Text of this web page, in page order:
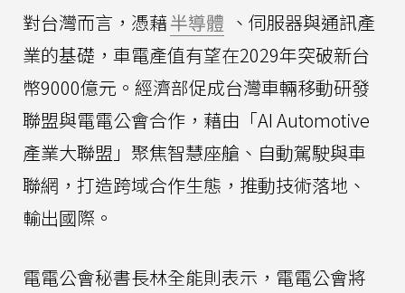
對台灣而言，憑藉半導體 、伺服器與通訊產
業的基礎，車電產值有望在2029年突破新台
幣9000億元。經濟部促成台灣車輛移動研發
聯盟與電電公會合作，藉由「AI Automotive
產業大聯盟」聚焦智慧座艙、自動駕駛與車
聯網，打造跨域合作生態，推動技術落地、
輸出國際。
電電公會秘書長林全能則表示，電電公會將